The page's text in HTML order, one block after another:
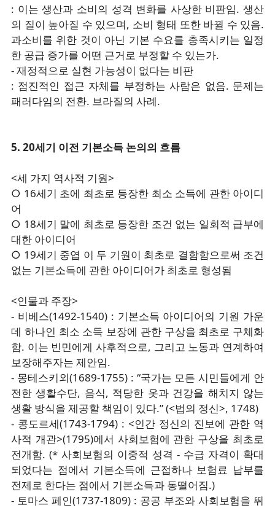
: 이는 생산과 소비의 성격 변화를 사상한 비판임. 생산
의 질이 높아질 수 있으며, 소비 형태 또한 바뀔 수 있음.
과소비를 위한 것이 아닌 기본 수요를 충족시키는 일정
한 공급 증가를 어떤 근거로 부정할 수 있는가.
- 재정적으로 실현 가능성이 없다는 비판
: 점진적인 접근 자체를 부정하는 사람은 없음. 문제는
패러다임의 전환. 브라질의 사례.
5. 20세기 이전 기본소득 논의의 흐름
<세 가지 역사적 기원>
○ 16세기 초에 최초로 등장한 최소 소득에 관한 아이디
어
○ 18세기 말에 최초로 등장한 조건 없는 일회적 급부에
대한 아이디어
○ 19세기 중엽 이 두 기원이 최초로 결함함으로써 조건
없는 기본소득에 관한 아이디어가 최초로 형성됨
<인물과 주장>
- 비베스(1492-1540) : 기본소득 아이디어의 기원 가운
데 하나인 최소 소득 보장에 관한 구상을 최초로 구체화
함. 이는 빈민에게 사후적으로, 그리고 노동과 연계하여
보장해주자는 제안임.
- 몽테스키외(1689-1755) : “국가는 모든 시민들에게 안
전한 생활수단, 음식, 적당한 옷과 건강을 해치지 않는
생활 방식을 제공할 책임이 있다.” (<법의 정신>, 1748)
- 콩도르세(1743-1794) : <인간 정신의 진보에 관한 역
사적 개관>(1795)에서 사회보험에 관한 구상을 최초로
전개함. (* 사회보험의 이중적 성격 - 수급 자격이 확대
되었다는 점에서 기본소득에 근접하나 보험료 납부를
전제로 한다는 점에서 기본소득과 동떨어짐.)
- 토마스 페인(1737-1809) : 공공 부조와 사회보험을 뛰